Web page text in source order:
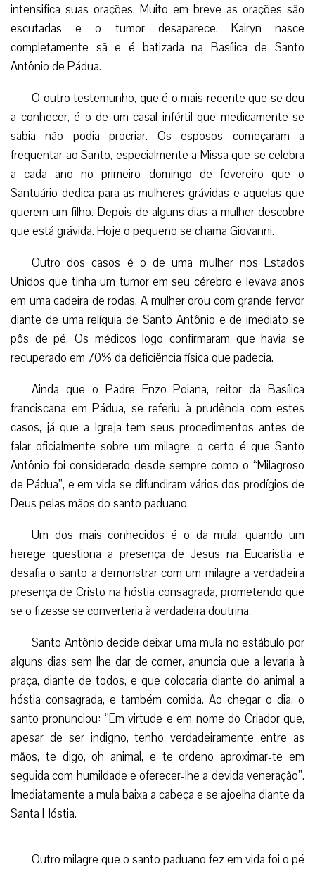
intensifica suas orações. Muito em breve as orações são
escutadas e o tumor desaparece. Kairyn nasce
completamente sã e é batizada na Basílica de Santo
Antônio de Pádua.
O outro testemunho, que é o mais recente que se deu
a conhecer, é o de um casal infértil que medicamente se
sabia não podia procriar. Os esposos começaram a
frequentar ao Santo, especialmente a Missa que se celebra
a cada ano no primeiro domingo de fevereiro que o
Santuário dedica para as mulheres grávidas e aquelas que
querem um filho. Depois de alguns dias a mulher descobre
que está grávida. Hoje o pequeno se chama Giovanni.
Outro dos casos é o de uma mulher nos Estados
Unidos que tinha um tumor em seu cérebro e levava anos
em uma cadeira de rodas. A mulher orou com grande fervor
diante de uma relíquia de Santo Antônio e de imediato se
pôs de pé. Os médicos logo confirmaram que havia se
recuperado em 70% da deficiência física que padecia.
Ainda que o Padre Enzo Poiana, reitor da Basílica
franciscana em Pádua, se referiu à prudência com estes
casos, já que a Igreja tem seus procedimentos antes de
falar oficialmente sobre um milagre, o certo é que Santo
Antônio foi considerado desde sempre como o “Milagroso
de Pádua”, e em vida se difundiram vários dos prodígios de
Deus pelas mãos do santo paduano.
Um dos mais conhecidos é o da mula, quando um
herege questiona a presença de Jesus na Eucaristia e
desafia o santo a demonstrar com um milagre a verdadeira
presença de Cristo na hóstia consagrada, prometendo que
se o fizesse se converteria à verdadeira doutrina.
Santo Antônio decide deixar uma mula no estábulo por
alguns dias sem lhe dar de comer, anuncia que a levaria à
praça, diante de todos, e que colocaria diante do animal a
hóstia consagrada, e também comida. Ao chegar o dia, o
santo pronunciou: “Em virtude e em nome do Criador que,
apesar de ser indigno, tenho verdadeiramente entre as
mãos, te digo, oh animal, e te ordeno aproximar-te em
seguida com humildade e oferecer-lhe a devida veneração”.
Imediatamente a mula baixa a cabeça e se ajoelha diante da
Santa Hóstia.
Outro milagre que o santo paduano fez em vida foi o pé